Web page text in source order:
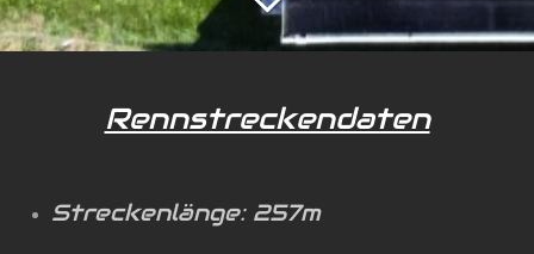
Rennstreckendaten
Streckenlänge: 257m